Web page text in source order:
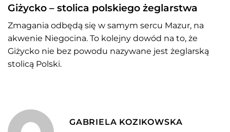
Giżycko – stolica polskiego żeglarstwa
Zmagania odbędą się w samym sercu Mazur, na
akwenie Niegocina. To kolejny dowód na to, że
Giżycko nie bez powodu nazywane jest żeglarską
stolicą Polski.
GABRIELA KOZIKOWSKA